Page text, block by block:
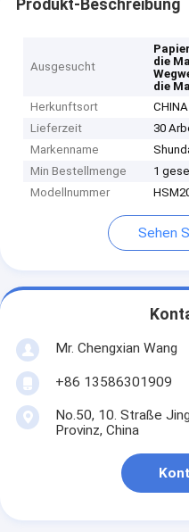
Produkt-Beschreibung
Ausgesucht
die
die
Herkunftsort
CHINA
Lieferzeit
30
Markenname
Min Bestellmenge
1
Modellnummer
Sehen
Mr. Chengxian Wang
+86 13586301909
No.50, 10. Straße
Provinz, China